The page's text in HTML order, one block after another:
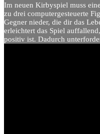
Im neuen Kirbyspiel muss
zu drei computergesteuerte
Gegner nieder, die dir das
erleichtert das Spiel
positiv ist. Dadurch